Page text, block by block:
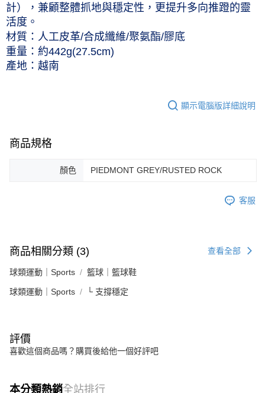
計），兼顧整體抓地與穩定性，更提升多向推蹬的靈
活度。
材質：人工皮革/合成纖維/聚氨酯/膠底
重量：約442g(27.5cm)
產地：越南
顯示電腦版詳細說明
商品規格
顏色 PIEDMONT GREY/RUSTED ROCK
客服
商品相關分類 (3) 查看全部
球類運動｜Sports 籃球｜籃球鞋
球類運動｜Sports └ 支撐穩定
評價
喜歡這個商品嗎？購買後給他一個好評吧
本分類熱銷全站排行